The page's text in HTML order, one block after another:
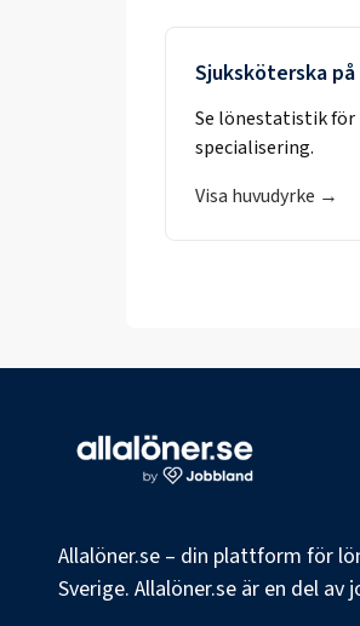
Sjuksköterska på
Se lönestatistik för
specialisering.
Visa huvudyrke →
Allalöner.se – din plattform för
Sverige. Allalöner.se är en del